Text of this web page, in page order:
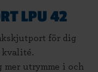
LPU 42
för dig
kvalité.
utrymme i och